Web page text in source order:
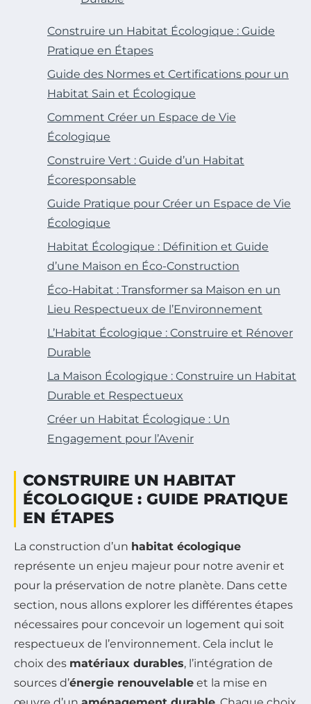
Construire un Habitat Écologique : Guide
Pratique en Étapes
Guide des Normes et Certifications pour un
Habitat Sain et Écologique
Comment Créer un Espace de Vie
Écologique
Construire Vert : Guide d’un Habitat
Écoresponsable
Guide Pratique pour Créer un Espace de Vie
Écologique
Habitat Écologique : Définition et Guide
d’une Maison en Éco-Construction
Éco-Habitat : Transformer sa Maison en un
Lieu Respectueux de l’Environnement
L’Habitat Écologique : Construire et Rénover
Durable
La Maison Écologique : Construire un Habitat
Durable et Respectueux
Créer un Habitat Écologique : Un
Engagement pour l’Avenir
CONSTRUIRE UN HABITAT
ÉCOLOGIQUE : GUIDE PRATIQUE
EN ÉTAPES
La construction d’un habitat écologique
représente un enjeu majeur pour notre avenir et
pour la préservation de notre planète. Dans cette
section, nous allons explorer les différentes étapes
nécessaires pour concevoir un logement qui soit
respectueux de l’environnement. Cela inclut le
choix des matériaux durables, l’intégration de
sources d’énergie renouvelable et la mise en